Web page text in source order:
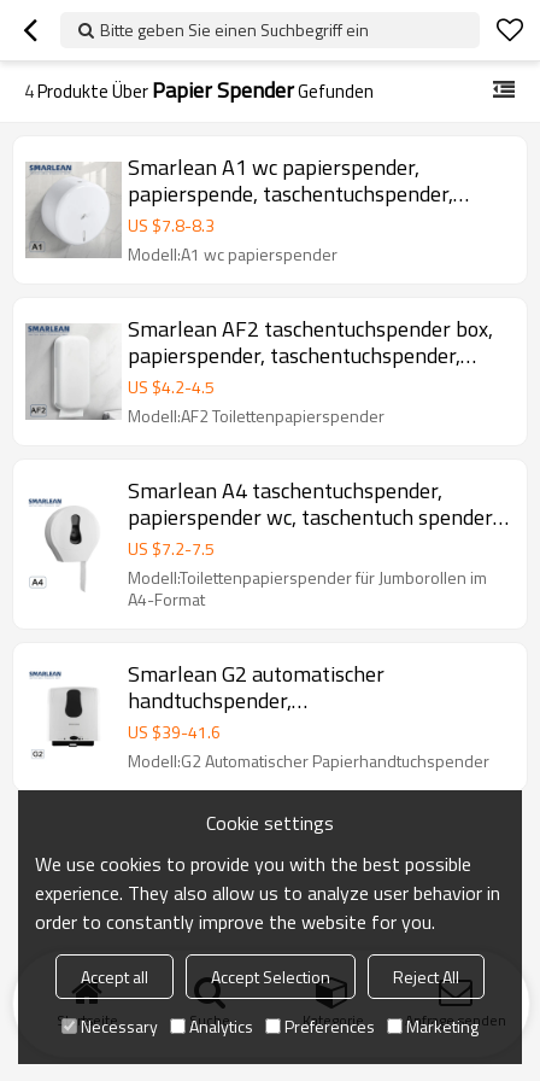
Bitte geben Sie einen Suchbegriff ein
4Produkte ÜberPapier SpenderGefunden
Smarlean A1 wc papierspender,
papierspende, taschentuchspender,
papier spender, taschentuchspender box
US $7.8-8.3
Modell:A1 wc papierspender
Smarlean AF2 taschentuchspender box,
papierspender, taschentuchspender,
papierspender wc
US $4.2-4.5
Modell:AF2 Toilettenpapierspender
Smarlean A4 taschentuchspender,
papierspender wc, taschentuch spender,
jumborollenspender
US $7.2-7.5
Modell:Toilettenpapierspender für Jumborollen im
A4-Format
Smarlean G2 automatischer
handtuchspender,
papierhandtuchspender automatisch
US $39-41.6
Modell:G2 Automatischer Papierhandtuchspender
Startseite Suche Kategorie Anfrage senden
Cookie settings
We use cookies to provide you with the best possible
experience. They also allow us to analyze user behavior in
order to constantly improve the website for you.
Accept all Accept Selection
Reject All
Necessary
Analytics Preferences Marketing